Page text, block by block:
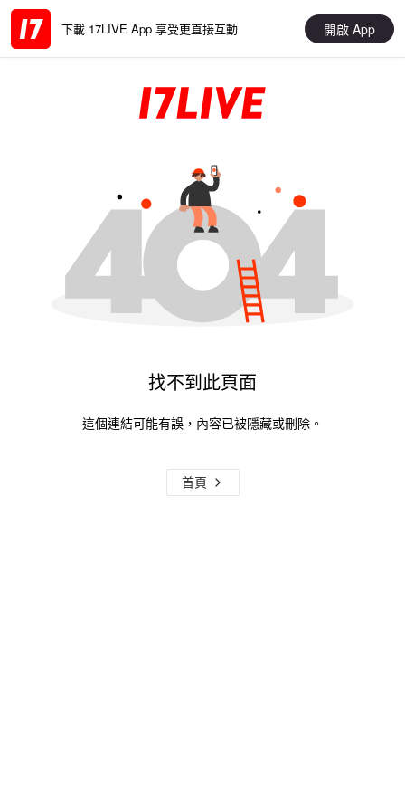
下載 17LIVE App 享受更直接互動 開啟 App
找不到此頁面
這個連結可能有誤，內容已被隱藏或刪除。
首頁